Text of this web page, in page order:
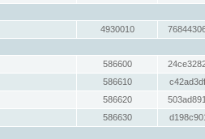
4930010
586600
586610
586620
586630